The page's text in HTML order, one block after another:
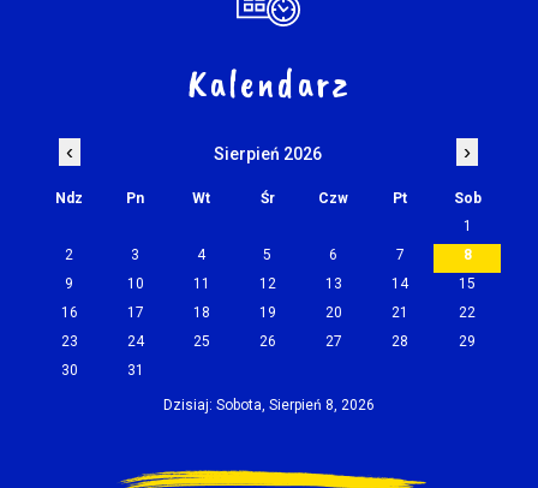
Kalendarz
‹ Sierpień 2026 ›
Ndz Pn Wt Śr Czw Pt
Sob
1
2
3 4 5 6 7
8
9
10 11 12 13 14
15
16
17 18 19 20 21
22
23
24 25 26 27 28
29
30
31
Dzisiaj: Sobota, Sierpień 8, 2026